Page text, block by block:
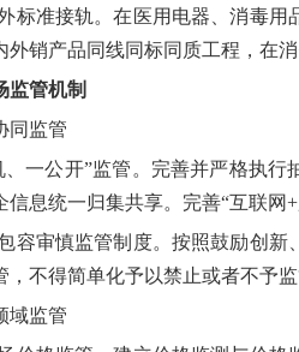
标准接轨。在医用电器、消毒
外销产品同线同标同质工程，在
监管机制
同监管
、一公开”监管。完善并严格执
信息统一归集共享。完善“互联
容审慎监管制度。按照鼓励创
，不得简单化予以禁止或者不予
域监管